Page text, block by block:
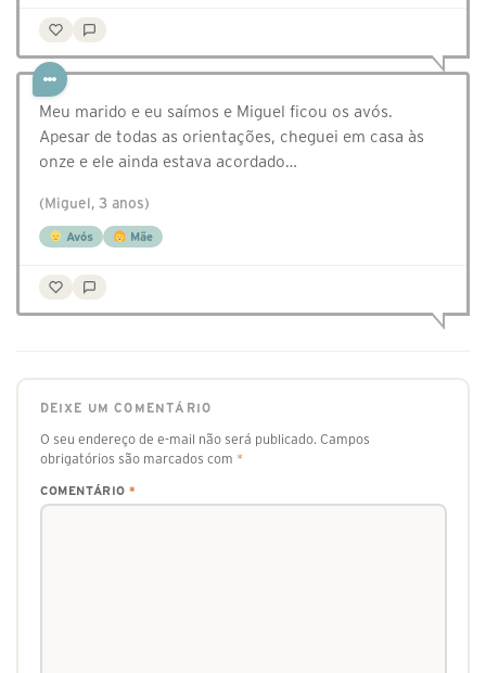
Meu marido e eu saímos e Miguel ficou os avós.
Apesar de todas as orientações, cheguei em casa às
onze e ele ainda estava acordado…
(Miguel, 3 anos)
Avós Mãe
DEIXE UM COMENTÁRIO
O seu endereço de e-mail não será publicado. Campos
obrigatórios são marcados com *
COMENTÁRIO *